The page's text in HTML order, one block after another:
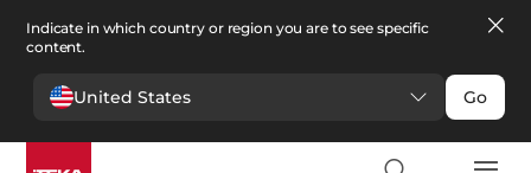
Indicate in which country or region you are to see specific
content.
United States Go